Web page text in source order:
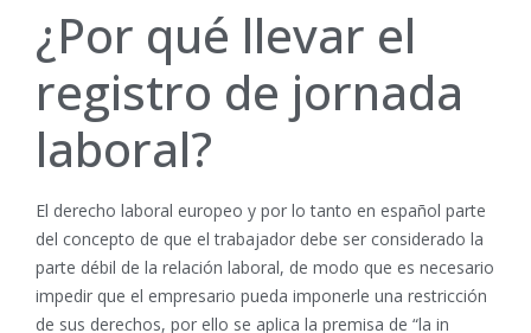
¿Por qué llevar el
registro de jornada
laboral?
El derecho laboral europeo y por lo tanto en español parte
del concepto de que el trabajador debe ser considerado la
parte débil de la relación laboral, de modo que es necesario
impedir que el empresario pueda imponerle una restricción
de sus derechos, por ello se aplica la premisa de “la in